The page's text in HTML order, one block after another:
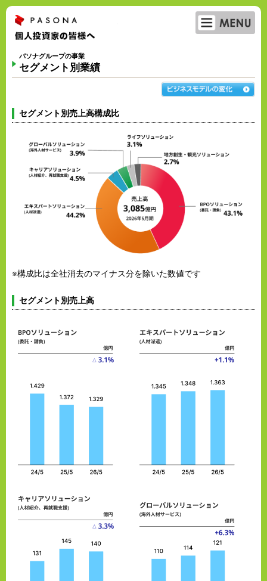
パソナグループ 個人投資家の皆様へ
パソナグループの事業
セグメント別業績
セグメント別売上高構成比
※構成比は全社消去のマイナス分を除いた数値です
セグメント別売上高